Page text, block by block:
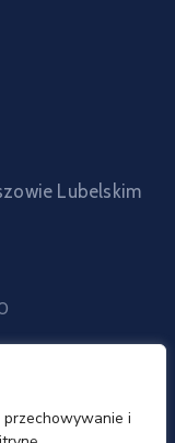
przechowywanie i
Lubelskim